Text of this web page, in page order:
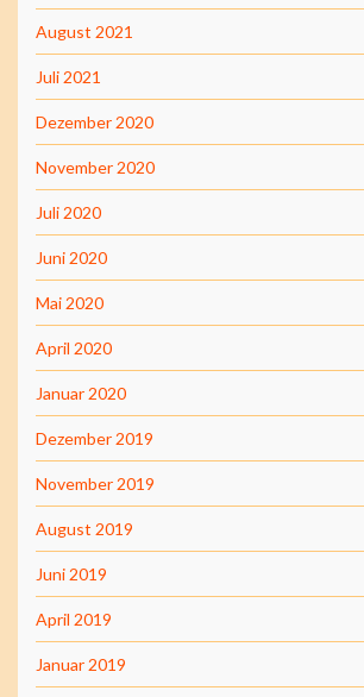
August 2021
Juli 2021
Dezember 2020
November 2020
Juli 2020
Juni 2020
Mai 2020
April 2020
Januar 2020
Dezember 2019
November 2019
August 2019
Juni 2019
April 2019
Januar 2019